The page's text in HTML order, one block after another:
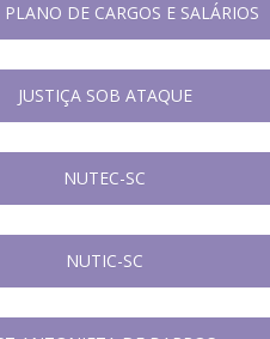
PLANO DE CARGOS E SALÁRIOS
JUSTIÇA SOB ATAQUE
NUTEC-SC
NUTIC-SC